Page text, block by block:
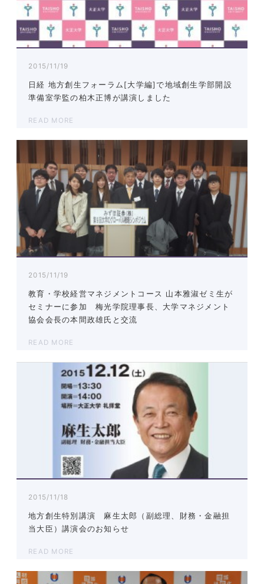
2015/11/19
日経 地方創生フォーラム[大学編]で地域創生学部開設
準備室学監の柏木正博が講演しました
READ MORE
2015/11/19
教育・学校経営マネジメントコース 山本雅淑ゼミ生が
セミナーに参加 梅光学院理事長、大学マネジメント
協会会長の本間政雄氏と交流
READ MORE
2015/11/18
地方創生特別講演 麻生太郎（副総理、財務・金融担
当大臣）講演会のお知らせ
READ MORE